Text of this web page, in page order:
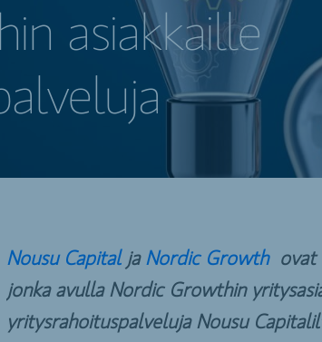
asiakkaille
Nousu Capitalja Nordic Growthovat
jonka avulla Nordic Growthin
yritysrahoituspalveluja Nousu